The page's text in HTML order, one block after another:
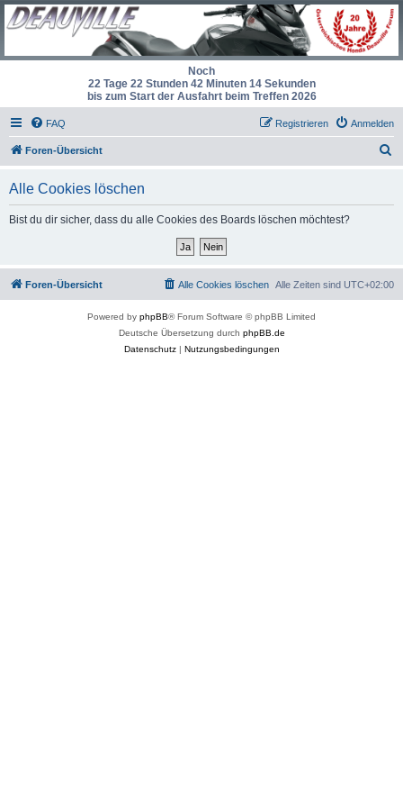
Noch
22 Tage 22 Stunden 42 Minuten 14 Sekunden
bis zum Start der Ausfahrt beim Treffen 2026
FAQ Anmelden
Registrieren
Foren-Übersicht
Alle Cookies löschen
Bist du dir sicher, dass du alle Cookies des Boards löschen möchtest?
Foren-Übersicht Alle Zeiten sind UTC+02:00
Alle Cookies löschen
Powered by phpBB® Forum Software © phpBB Limited
Deutsche Übersetzung durch phpBB.de
Datenschutz| Nutzungsbedingungen